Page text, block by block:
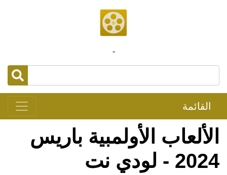
-
القائمة
الألعاب الأولمبية باريس
2024 - لودي نت